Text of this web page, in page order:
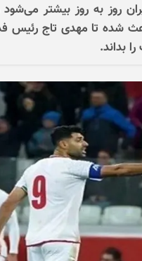
روز به روز بیشتر
باعث شده تا مهدی تاج